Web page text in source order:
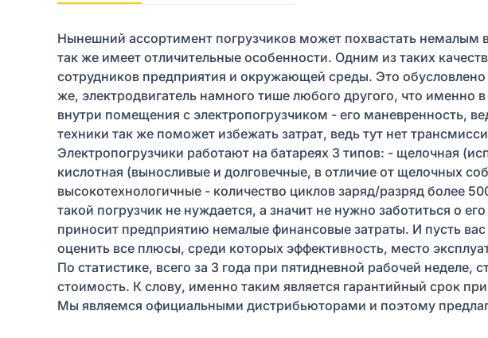
Нынешний ассортимент погрузчиков может похвастать
так же имеет отличительные особенности. Одним из таких
сотрудников предприятия и окружающей среды. Это
же, электродвигатель намного тише любого другого, что
внутри помещения с электропогрузчиком - его маневренность,
техники так же поможет избежать затрат, ведь тут нет
Электропогрузчики работают на батареях 3 типов: - щелочная
кислотная (выносливые и долговечные, в отличие от щелочных
высокотехнологичные - количество циклов заряд/разряд более
такой погрузчик не нуждается, а значит не нужно заботиться о
приносит предприятию немалые финансовые затраты. И пусть
оценить все плюсы, среди которых эффективность, место
По статистике, всего за 3 года при пятидневной рабочей
стоимость. К слову, именно таким является гарантийный срок
Мы являемся официальными дистрибьюторами и поэтому